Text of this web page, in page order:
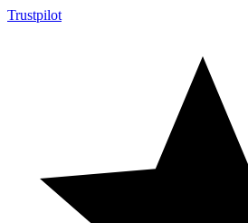
Trustpilot